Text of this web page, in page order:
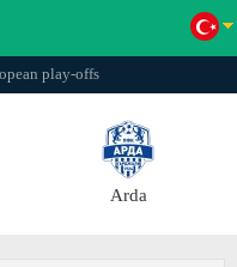
play-offs
Arda